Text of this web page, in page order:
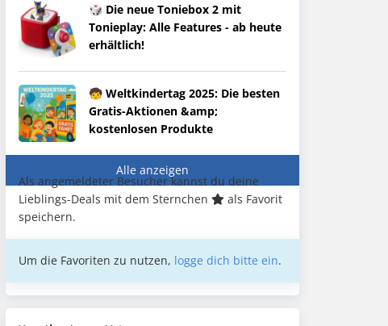
🎲 Die neue Toniebox 2 mit
Tonieplay: Alle Features - ab heute
erhältlich!
🧒 Weltkindertag 2025: Die besten
Gratis-Aktionen &amp;
kostenlosen Produkte
Alle anzeigen
Als angemeldeter Besucher kannst du deine
Lieblings-Deals mit dem Sternchen
als Favorit
speichern.
Um die Favoriten zu nutzen, logge dich bitte ein.